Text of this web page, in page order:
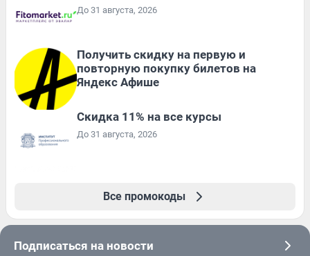
До 31 августа, 2026
Получить скидку на первую и
повторную покупку билетов на
Яндекс Афише
Скидка 11% на все курсы
До 31 августа, 2026
Все промокоды
Подписаться на новости